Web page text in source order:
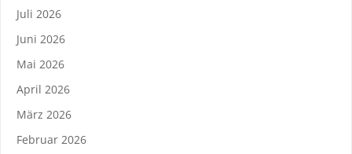
Juli 2026
Juni 2026
Mai 2026
April 2026
März 2026
Februar 2026